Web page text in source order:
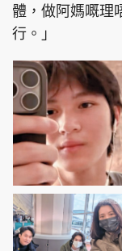
體，做阿媽嘅理
行。」